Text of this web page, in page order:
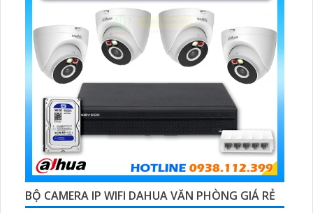
BỘ CAMERA IP WIFI DAHUA VĂN PHÒNG GIÁ RẺ